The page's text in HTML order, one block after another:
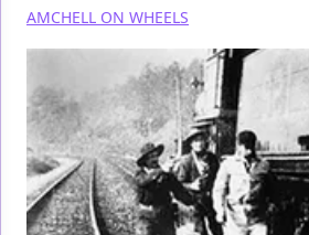
AMCHELL ON WHEELS